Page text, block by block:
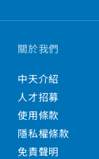
關於我們
中天介紹
人才招募
使用條款
隱私權條款
免責聲明